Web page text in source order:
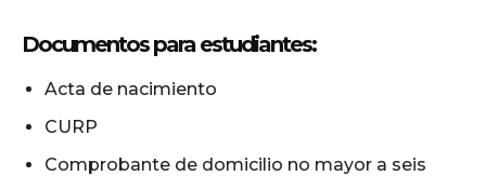
Documentos para estudiantes:
Acta de nacimiento
CURP
Comprobante de domicilio no mayor a seis